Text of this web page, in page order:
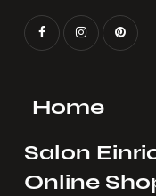
Home
Salon
Online